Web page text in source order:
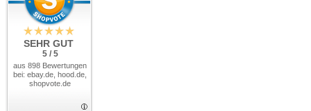
SEHR GUT
5 / 5
aus 898 Bewertungen
bei: ebay.de, hood.de,
shopvote.de